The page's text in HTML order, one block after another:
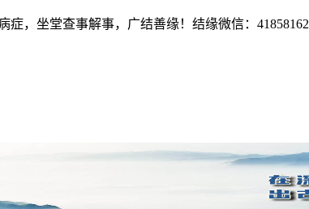
，坐堂查事解事，广结善缘！结缘微信：41858162